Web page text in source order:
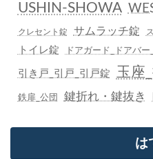
USHIN-SHOWA
クレセント錠 サムラッチ錠
トイレ錠
ドアガード_ドアバ
引き戸_引戸_引戸錠 玉座
鉄扉_公団 鍵折れ・鍵抜き
は